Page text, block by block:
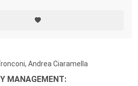
Andrea Ciaramella
MANAGEMENT: